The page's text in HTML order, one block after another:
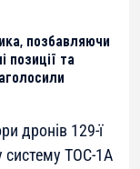
позбавляючи
позиції та
дронів 129-ї
систему ТОС-1А